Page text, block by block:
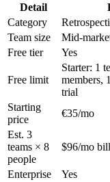
Detail
Category
Team size
Mid-
Free tier
Yes
Free limit
Starter: 1
members,
trial
Starting
price
€35/mo
Est. 3
teams × 8
people
$96/mo
Enterprise Yes